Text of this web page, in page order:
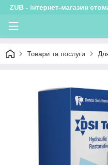
ZUB - інтернет-магазин
Товари та послуги